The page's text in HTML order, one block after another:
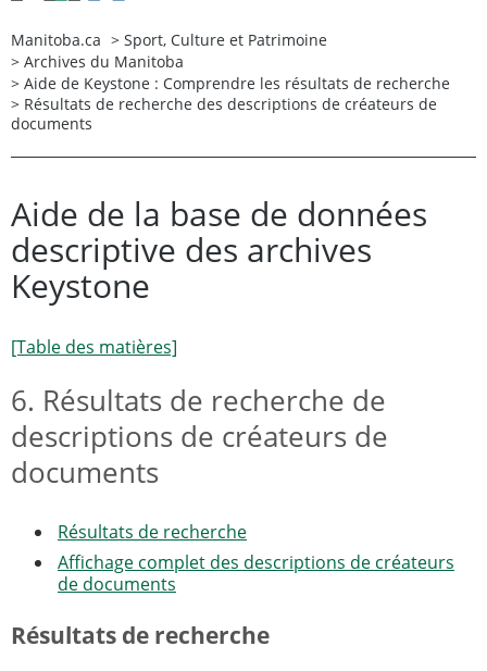
Manitoba.ca > Sport, Culture et Patrimoine
> Archives du Manitoba
> Aide de Keystone : Comprendre les résultats de recherche
> Résultats de recherche des descriptions de créateurs de
documents
Aide de la base de données
descriptive des archives
Keystone
[Table des matières]
6. Résultats de recherche de
descriptions de créateurs de
documents
Résultats de recherche
Affichage complet des descriptions de créateurs
de documents
Résultats de recherche